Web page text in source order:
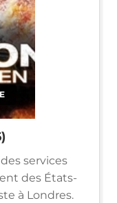
services
des États-
à Londres.